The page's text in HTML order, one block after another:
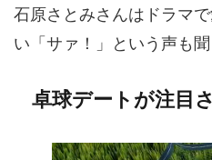
石原さとみさんはドラマ
い「サァ！」という声も聞
卓球デートが注目